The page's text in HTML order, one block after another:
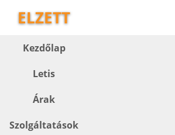
ELZETT
Kezdőlap
Letis
Árak
Szolgáltatások